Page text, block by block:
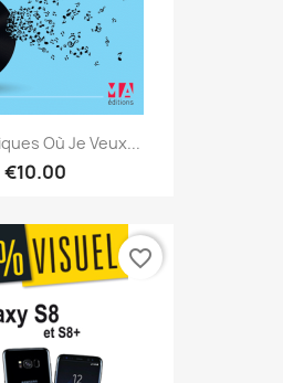
Où Je Veux...
€10.00
favorite_border